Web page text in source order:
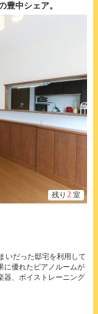
豊中シェア。
残り 2 室
いだった邸宅を利用して
に優れたピアノルームが
器、ボイストレーニング